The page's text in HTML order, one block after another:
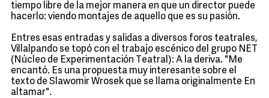
tiempo libre de la mejor manera en que un director puede
hacerlo: viendo montajes de aquello que es su pasión.
Entres esas entradas y salidas a diversos foros teatrales,
Villalpando se topó con el trabajo escénico del grupo NET
(Núcleo de Experimentación Teatral): A la deriva. "Me
encantó. Es una propuesta muy interesante sobre el
texto de Slawomir Wrosek que se llama originalmente En
altamar".